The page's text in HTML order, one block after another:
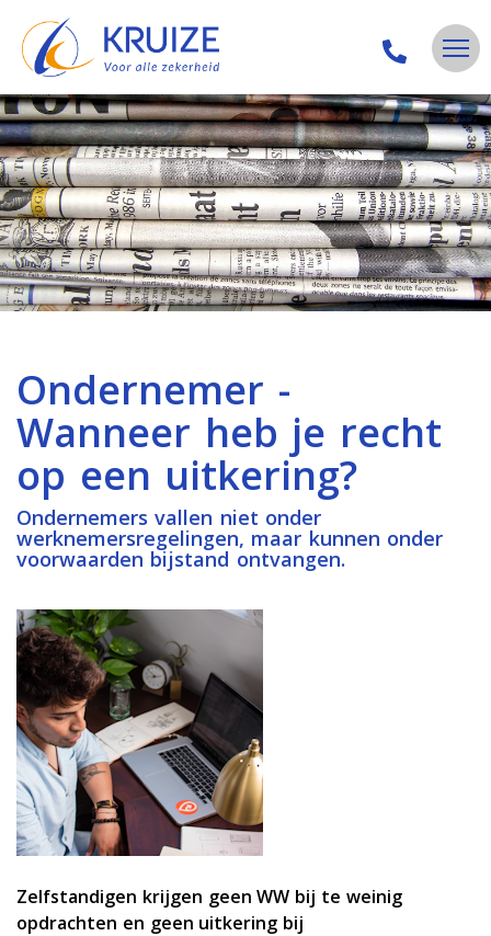
Ondernemer -
Wanneer heb je recht
op een uitkering?
Ondernemers vallen niet onder
werknemersregelingen, maar kunnen onder
voorwaarden bijstand ontvangen.
Zelfstandigen krijgen geen WW bij te weinig
opdrachten en geen uitkering bij